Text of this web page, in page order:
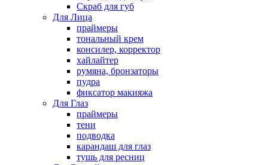
Скраб для губ
Для Лица
праймеры
тональный крем
консилер, корректор
хайлайтер
румяна, бронзаторы
пудра
фиксатор макияжа
Для Глаз
праймеры
тени
подводка
карандаш для глаз
тушь для ресниц